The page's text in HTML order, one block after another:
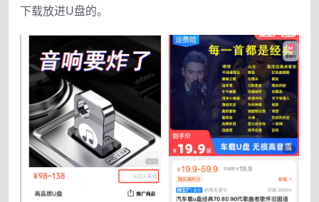
下载放进U盘的。